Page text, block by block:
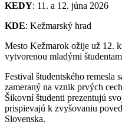
KEDY: 11. a 12. júna 2026
KDE: Kežmarský hrad
Mesto Kežmarok ožije už 12.
vytvorenou mladými
Festival študentského remesla
zameraný na vznik prvých
Šikovní študenti prezentujú
prispievajú k zvyšovaniu
Slovenska.